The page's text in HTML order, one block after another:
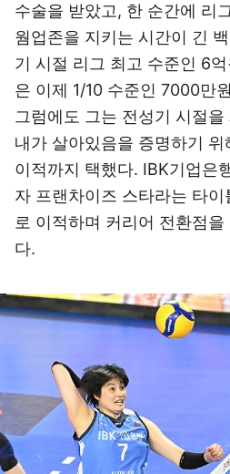
수술을 받았고, 한 순간에 리
웜업존을 지키는 시간이 긴
기 시절 리그 최고 수준인 6
은 이제 1/10 수준인 7000만
그럼에도 그는 전성기 시절
내가 살아있음을 증명하기
이적까지 택했다. IBK기업은
자 프랜차이즈 스타라는 타
로 이적하며 커리어 전환점
다.